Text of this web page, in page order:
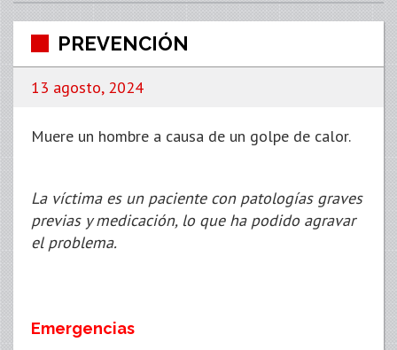
PREVENCIÓN
13 agosto, 2024
Muere un hombre a causa de un golpe de calor.
La víctima es un paciente con patologías graves
previas y medicación, lo que ha podido agravar
el problema.
Emergencias